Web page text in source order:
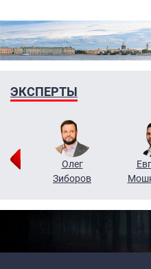
ЭКСПЕРТЫ
Олег
Зиборов